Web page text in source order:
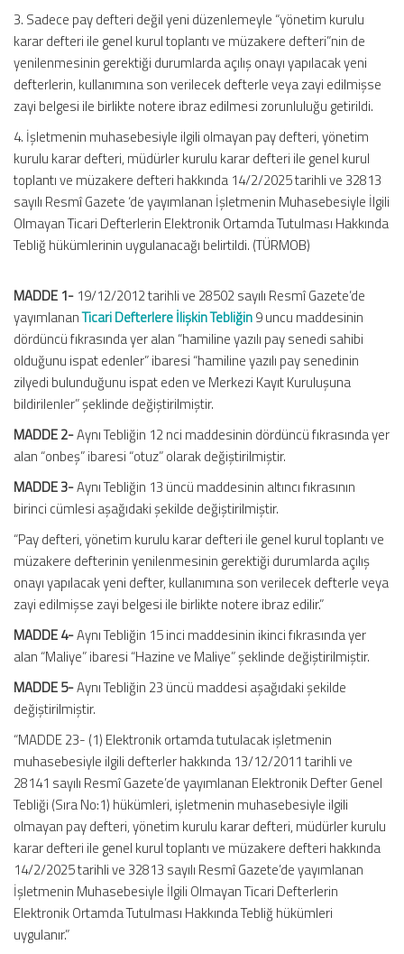
3. Sadece pay defteri değil yeni düzenlemeyle “yönetim kurulu
karar defteri ile genel kurul toplantı ve müzakere defteri”nin de
yenilenmesinin gerektiği durumlarda açılış onayı yapılacak yeni
defterlerin, kullanımına son verilecek defterle veya zayi edilmişse
zayi belgesi ile birlikte notere ibraz edilmesi zorunluluğu getirildi.
4. İşletmenin muhasebesiyle ilgili olmayan pay defteri, yönetim
kurulu karar defteri, müdürler kurulu karar defteri ile genel kurul
toplantı ve müzakere defteri hakkında 14/2/2025 tarihli ve 32813
sayılı Resmî Gazete ‘de yayımlanan İşletmenin Muhasebesiyle İlgili
Olmayan Ticari Defterlerin Elektronik Ortamda Tutulması Hakkında
Tebliğ hükümlerinin uygulanacağı belirtildi. (TÜRMOB)
MADDE 1- 19/12/2012 tarihli ve 28502 sayılı Resmî Gazete’de
yayımlananTicari Defterlere İlişkin Tebliğin9 uncu maddesinin
dördüncü fıkrasında yer alan “hamiline yazılı pay senedi sahibi
olduğunu ispat edenler” ibaresi “hamiline yazılı pay senedinin
zilyedi bulunduğunu ispat eden ve Merkezi Kayıt Kuruluşuna
bildirilenler” şeklinde değiştirilmiştir.
MADDE 2-Aynı Tebliğin 12 nci maddesinin dördüncü fıkrasında yer
alan “onbeş” ibaresi “otuz” olarak değiştirilmiştir.
MADDE 3-Aynı Tebliğin 13 üncü maddesinin altıncı fıkrasının
birinci cümlesi aşağıdaki şekilde değiştirilmiştir.
“Pay defteri, yönetim kurulu karar defteri ile genel kurul toplantı ve
müzakere defterinin yenilenmesinin gerektiği durumlarda açılış
onayı yapılacak yeni defter, kullanımına son verilecek defterle veya
zayi edilmişse zayi belgesi ile birlikte notere ibraz edilir.”
MADDE 4-Aynı Tebliğin 15 inci maddesinin ikinci fıkrasında yer
alan “Maliye” ibaresi “Hazine ve Maliye” şeklinde değiştirilmiştir.
MADDE 5-Aynı Tebliğin 23 üncü maddesi aşağıdaki şekilde
değiştirilmiştir.
“MADDE 23- (1) Elektronik ortamda tutulacak işletmenin
muhasebesiyle ilgili defterler hakkında 13/12/2011 tarihli ve
28141 sayılı Resmî Gazete’de yayımlanan Elektronik Defter Genel
Tebliği (Sıra No:1) hükümleri, işletmenin muhasebesiyle ilgili
olmayan pay defteri, yönetim kurulu karar defteri, müdürler kurulu
karar defteri ile genel kurul toplantı ve müzakere defteri hakkında
14/2/2025 tarihli ve 32813 sayılı Resmî Gazete’de yayımlanan
İşletmenin Muhasebesiyle İlgili Olmayan Ticari Defterlerin
Elektronik Ortamda Tutulması Hakkında Tebliğ hükümleri
uygulanır.”